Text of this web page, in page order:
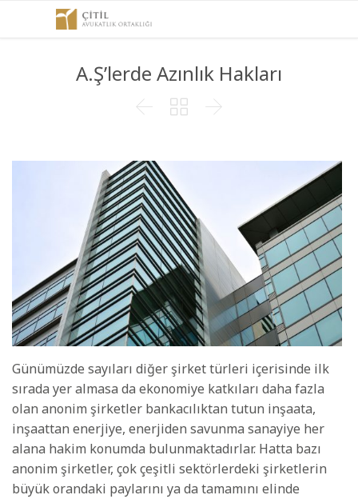
A.Ş’lerde Azınlık Hakları
  
Günümüzde sayıları diğer şirket türleri içerisinde ilk
sırada yer almasa da ekonomiye katkıları daha fazla
olan anonim şirketler bankacılıktan tutun inşaata,
inşaattan enerjiye, enerjiden savunma sanayiye her
alana hakim konumda bulunmaktadırlar. Hatta bazı
anonim şirketler, çok çeşitli sektörlerdeki şirketlerin
büyük orandaki paylarını ya da tamamını elinde